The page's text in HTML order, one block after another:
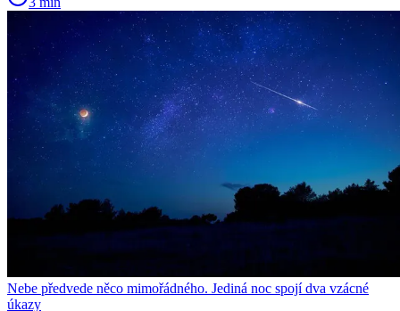
Nebe předvede něco mimořádného. Jediná noc spojí dva vzácné
úkazy